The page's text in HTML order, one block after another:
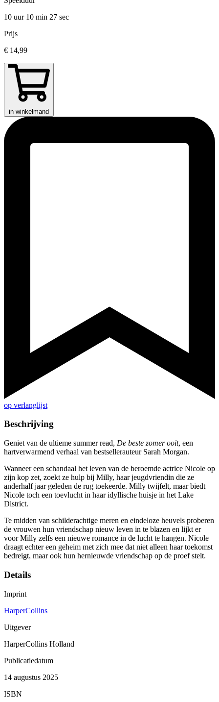
10 uur 10 min 27 sec
Prijs
€ 14,99
in winkelmand
op verlanglijst
Beschrijving
Geniet van de ultieme summer read, De beste zomer ooit, een
hartverwarmend verhaal van bestsellerauteur Sarah Morgan.
Wanneer een schandaal het leven van de beroemde actrice Nicole op
zijn kop zet, zoekt ze hulp bij Milly, haar jeugdvriendin die ze
anderhalf jaar geleden de rug toekeerde. Milly twijfelt, maar biedt
Nicole toch een toevlucht in haar idyllische huisje in het Lake
District.
Te midden van schilderachtige meren en eindeloze heuvels proberen
de vrouwen hun vriendschap nieuw leven in te blazen en lijkt er
voor Milly zelfs een nieuwe romance in de lucht te hangen. Nicole
draagt echter een geheim met zich mee dat niet alleen haar toekomst
bedreigt, maar ook hun hernieuwde vriendschap op de proef stelt.
Details
Imprint
HarperCollins
Uitgever
HarperCollins Holland
Publicatiedatum
14 augustus 2025
ISBN